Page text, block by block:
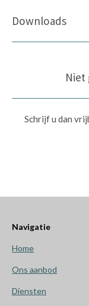
Downloads
Niet
Schrijf u dan
Navigatie
Home
Ons aanbod
Diensten